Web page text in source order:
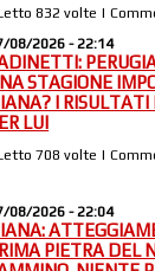
832 volte |
08/2026 - 22:14
STAGIONE
I RISULTATI
LUI
708 volte |
08/2026 - 22:04
PIETRA DEL